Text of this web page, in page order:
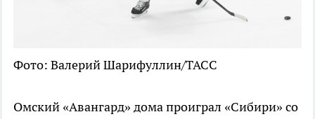
Фото: Валерий Шарифуллин/ТАСС
Омский «Авангард» дома проиграл «Сибири» со